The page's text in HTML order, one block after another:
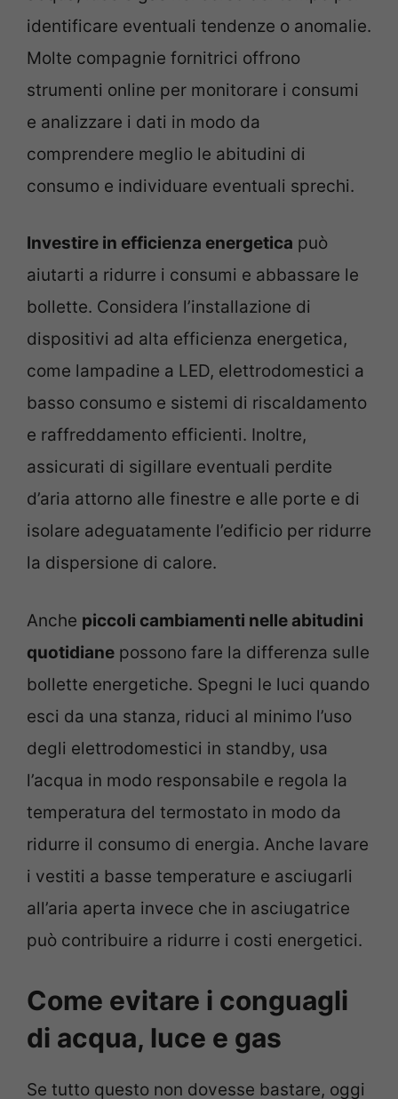
identificare eventuali tendenze o anomalie.
Molte compagnie fornitrici offrono
strumenti online per monitorare i consumi
e analizzare i dati in modo da
comprendere meglio le abitudini di
consumo e individuare eventuali sprechi.
Investire in efficienza energetica può
aiutarti a ridurre i consumi e abbassare le
bollette. Considera l’installazione di
dispositivi ad alta efficienza energetica,
come lampadine a LED, elettrodomestici a
basso consumo e sistemi di riscaldamento
e raffreddamento efficienti. Inoltre,
assicurati di sigillare eventuali perdite
d’aria attorno alle finestre e alle porte e di
isolare adeguatamente l’edificio per ridurre
la dispersione di calore.
Anche piccoli cambiamenti nelle abitudini
quotidiane possono fare la differenza sulle
bollette energetiche. Spegni le luci quando
esci da una stanza, riduci al minimo l’uso
degli elettrodomestici in standby, usa
l’acqua in modo responsabile e regola la
temperatura del termostato in modo da
ridurre il consumo di energia. Anche lavare
i vestiti a basse temperature e asciugarli
all’aria aperta invece che in asciugatrice
può contribuire a ridurre i costi energetici.
Come evitare i conguagli
di acqua, luce e gas
Se tutto questo non dovesse bastare, oggi